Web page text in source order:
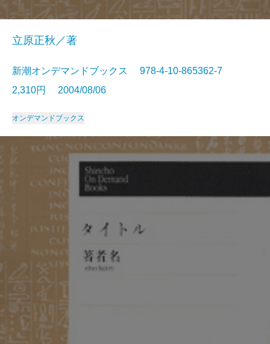
立原正秋／著
新潮オンデマンドブックス 978-4-10-865362-7
2,310円 2004/08/06
オンデマンドブックス